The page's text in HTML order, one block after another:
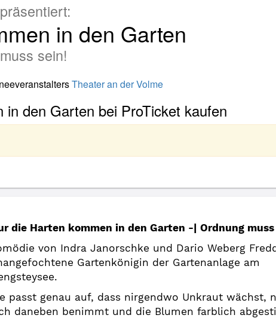
in den Garten
sein!
Theater an der Volme
den Garten bei ProTicket kaufen
die Harten kommen in den Garten -| Ordnung
von Indra Janorschke und Dario Weberg
Gartenkönigin der Gartenanlage am
passt genau auf, dass nirgendwo Unkraut wächst,
daneben benimmt und die Blumen farblich